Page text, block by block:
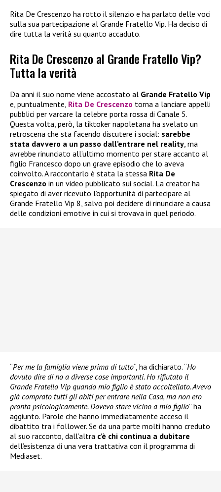
Rita De Crescenzo ha rotto il silenzio e ha parlato delle voci
sulla sua partecipazione al Grande Fratello Vip. Ha deciso di
dire tutta la verità su quanto accaduto.
Rita De Crescenzo al Grande Fratello Vip?
Tutta la verità
Da anni il suo nome viene accostato al Grande Fratello Vip
e, puntualmente, Rita De Crescenzo torna a lanciare appelli
pubblici per varcare la celebre porta rossa di Canale 5.
Questa volta, però, la tiktoker napoletana ha svelato un
retroscena che sta facendo discutere i social: sarebbe
stata davvero a un passo dall’entrare nel reality, ma
avrebbe rinunciato all’ultimo momento per stare accanto al
figlio Francesco dopo un grave episodio che lo aveva
coinvolto. A raccontarlo è stata la stessa Rita De
Crescenzo in un video pubblicato sui social. La creator ha
spiegato di aver ricevuto l’opportunità di partecipare al
Grande Fratello Vip 8, salvo poi decidere di rinunciare a causa
delle condizioni emotive in cui si trovava in quel periodo.
“Per me la famiglia viene prima di tutto“, ha dichiarato. “Ho
dovuto dire di no a diverse cose importanti. Ho rifiutato il
Grande Fratello Vip quando mio figlio è stato accoltellato. Avevo
già comprato tutti gli abiti per entrare nella Casa, ma non ero
pronta psicologicamente. Dovevo stare vicino a mio figlio” ha
aggiunto. Parole che hanno immediatamente acceso il
dibattito tra i follower. Se da una parte molti hanno creduto
al suo racconto, dall’altra c’è chi continua a dubitare
dell’esistenza di una vera trattativa con il programma di
Mediaset.